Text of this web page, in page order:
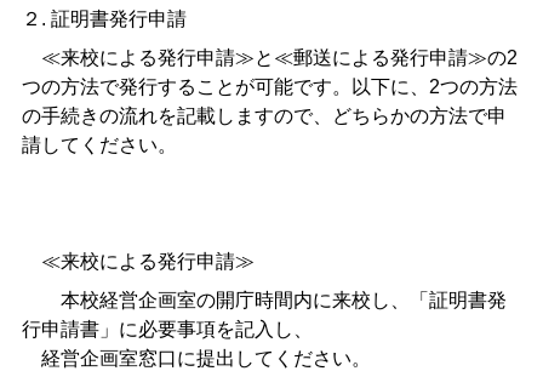
２. 証明書発行申請
≪来校による発行申請≫と≪郵送による発行申請≫の2
つの方法で発行することが可能です。以下に、2つの方法
の手続きの流れを記載しますので、どちらかの方法で申
請してください。
≪来校による発行申請≫
本校経営企画室の開庁時間内に来校し、「証明書発
行申請書」に必要事項を記入し、
経営企画室窓口に提出してください。